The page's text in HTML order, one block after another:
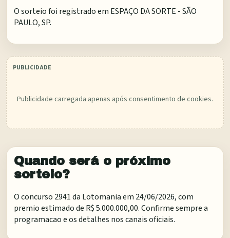
O sorteio foi registrado em ESPAÇO DA SORTE - SÃO
PAULO, SP.
Publicidade carregada apenas após consentimento de cookies.
Quando será o próximo
sorteio?
O concurso 2941 da Lotomania em 24/06/2026, com
premio estimado de R$ 5.000.000,00. Confirme sempre a
programacao e os detalhes nos canais oficiais.